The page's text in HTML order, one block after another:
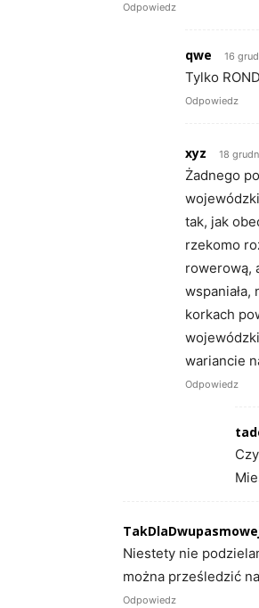
Odpowiedz
qwe 16
Tylko
Odpowiedz
xyz 18
Żadnego
tak, jak
rzekomo
rowerową,
korkach
wariancie
Odpowiedz
Niestety nie
można prześledzić na
Odpowiedz